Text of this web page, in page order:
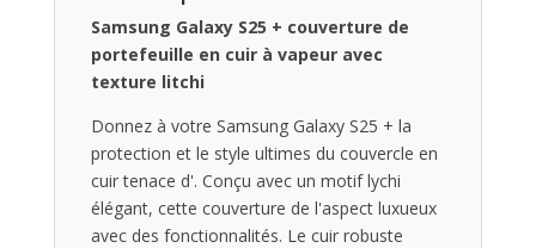
chocsorbing
Bruneiderwood
Samsung
Galaxy
Samsung Galaxy S25 + couverture de
portefeuille en cuir à vapeur avec
texture litchi
Donnez à votre Samsung Galaxy S25 + la
protection et le style ultimes du couvercle en
cuir tenace d'. Conçu avec un motif lychi
élégant, cette couverture de l'aspect luxueux
avec des fonctionnalités. Le cuir robuste